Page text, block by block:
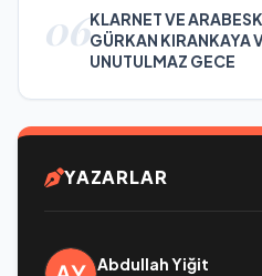
06KLARNET VE
GÜRKAN KIRANKAYA
UNUTULMAZ GECE
YAZARLAR
Abdullah Yiğit